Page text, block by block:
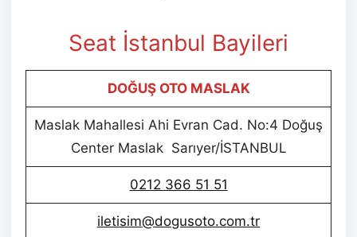
Seat İstanbul Bayileri
DOĞUŞ OTO MASLAK
Maslak Mahallesi Ahi Evran Cad. No:4 Doğuş
Center Maslak Sarıyer/İSTANBUL
0212 366 51 51
iletisim@dogusoto.com.tr